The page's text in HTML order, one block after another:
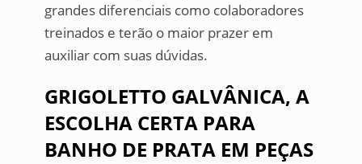
grandes diferenciais como colaboradores
treinados e terão o maior prazer em
auxiliar com suas dúvidas.
GRIGOLETTO GALVÂNICA, A
ESCOLHA CERTA PARA
BANHO DE PRATA EM PEÇAS